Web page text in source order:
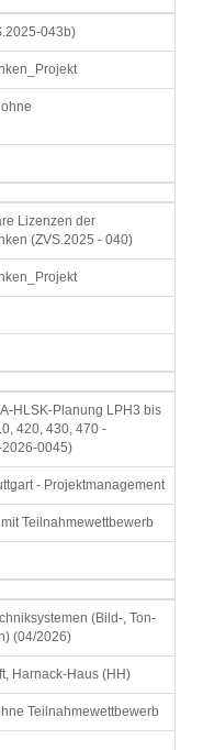
043b)
Lizenzen der
(ZVS.2025 - 040)
HLSK-Planung LPH3 bis
420, 430, 470 -
0045)
- Projektmanagement
Teilnahmewettbewerb
(Bild-, Ton-
(04/2026)
Harnack-Haus (HH)
Teilnahmewettbewerb